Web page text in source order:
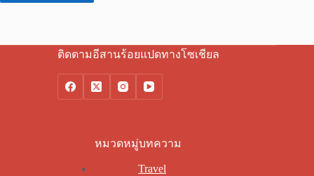
ติดตามอีสานร้อยแปดทางโซเชียล
หมวดหมู่บทความ
Travel